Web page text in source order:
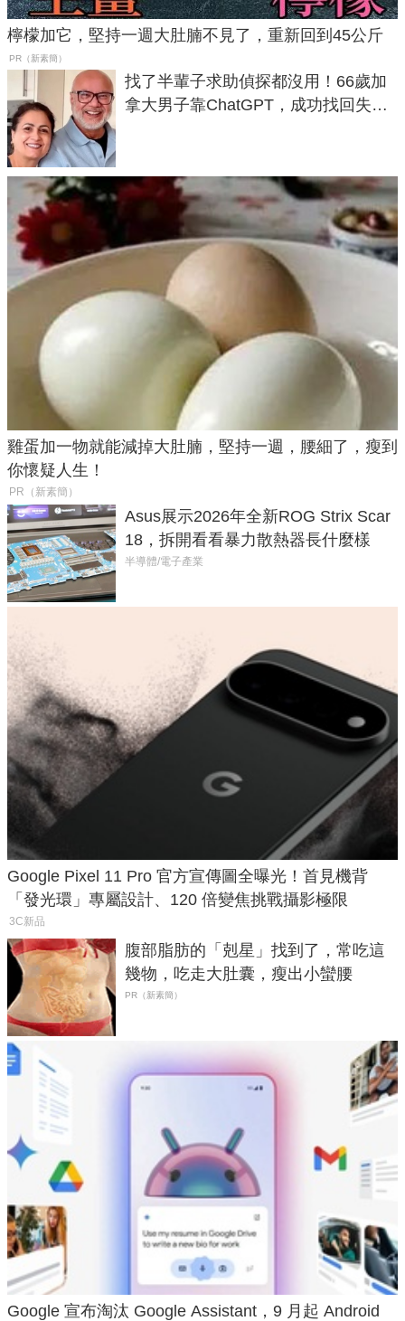
檸檬加它，堅持一週大肚腩不見了，重新回到45公斤
PR（新素簡）
找了半輩子求助偵探都沒用！66歲加
拿大男子靠ChatGPT，成功找回失散
雞蛋加一物就能減掉大肚腩，堅持一週，腰細了，瘦到
你懷疑人生！
PR（新素簡）
Asus展示2026年全新ROG Strix Scar
18，拆開看看暴力散熱器長什麼樣
半導體/電子產業
Google Pixel 11 Pro 官方宣傳圖全曝光！首見機背
「發光環」專屬設計、120 倍變焦挑戰攝影極限
3C新品
腹部脂肪的「剋星」找到了，常吃這
幾物，吃走大肚囊，瘦出小蠻腰
PR（新素簡）
Google 宣布淘汰 Google Assistant，9 月起 Android